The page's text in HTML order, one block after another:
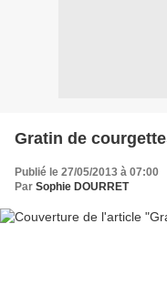
Gratin de
Publié le 27/05/2013 à 07:00
Par Sophie DOURRET